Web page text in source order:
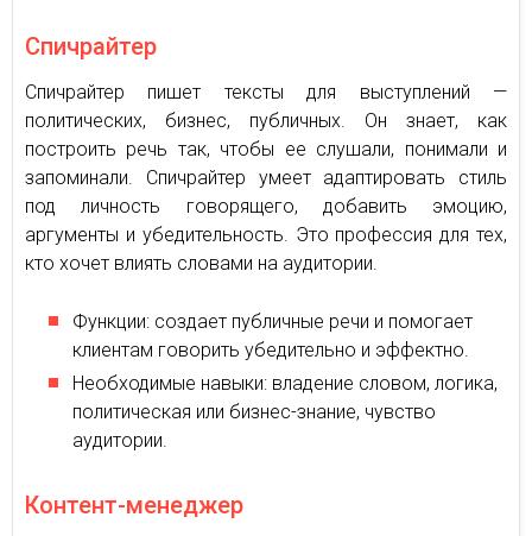
Спичрайтер
Спичрайтер пишет тексты для выступлений —
политических, бизнес, публичных. Он знает, как
построить речь так, чтобы ее слушали, понимали и
запоминали. Спичрайтер умеет адаптировать стиль
под личность говорящего, добавить эмоцию,
аргументы и убедительность. Это профессия для тех,
кто хочет влиять словами на аудитории.
Функции: создает публичные речи и помогает
клиентам говорить убедительно и эффектно.
Необходимые навыки: владение словом, логика,
политическая или бизнес-знание, чувство
аудитории.
Контент-менеджер